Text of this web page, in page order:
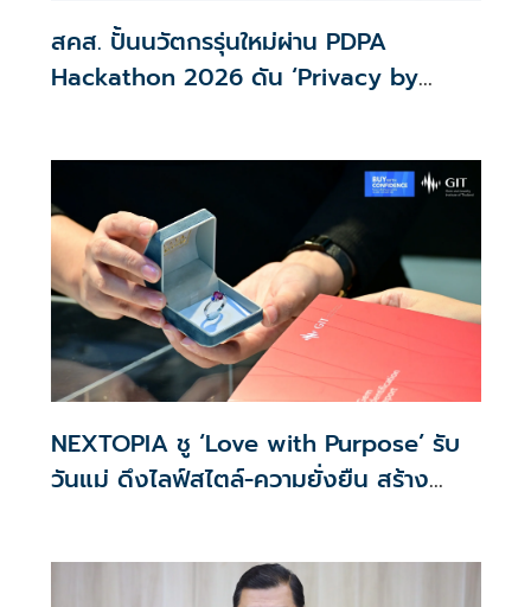
สคส. ปั้นนวัตกรรุ่นใหม่ผ่าน PDPA
Hackathon 2026 ดัน ‘Privacy by
NEXTOPIA ชู ‘Love with Purpose’ รับ
วันแม่ ดึงไลฟ์สไตล์-ความยั่งยืน สร้าง